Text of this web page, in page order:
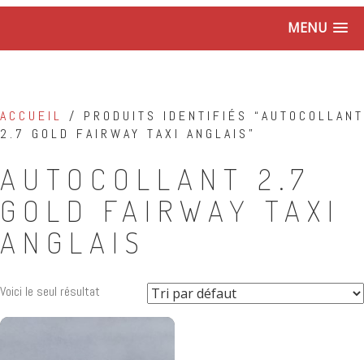
MENU
ACCUEIL / PRODUITS IDENTIFIÉS “AUTOCOLLANT
2.7 GOLD FAIRWAY TAXI ANGLAIS”
AUTOCOLLANT 2.7
GOLD FAIRWAY TAXI
ANGLAIS
Voici le seul résultat